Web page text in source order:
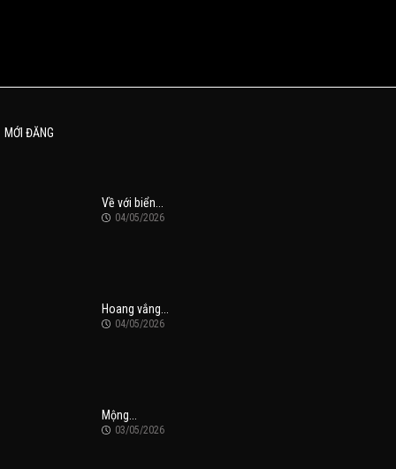
MỚI ĐĂNG
Về với biển...
04/05/2026
Hoang vắng...
04/05/2026
Mộng...
03/05/2026